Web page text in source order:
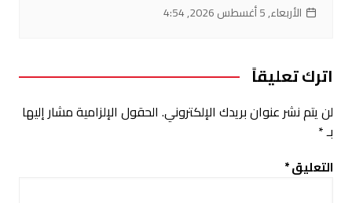
الأربعاء, 5 أغسطس 2026, 4:54
اترك تعليقاً
لن يتم نشر عنوان بريدك الإلكتروني. الحقول الإلزامية مشار إليها
بـ*
التعليق*